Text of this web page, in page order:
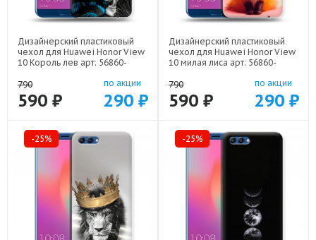
Дизайнерский пластиковый
чехол для Huawei Honor View
10 Король лев арт: 56860-
790
590 ₽
по акции
290 ₽
Дизайнерский пластиковый
чехол для Huawei Honor View
10 милая лиса арт: 56860-
790
590 ₽
по акции
290 ₽
-25% -25%